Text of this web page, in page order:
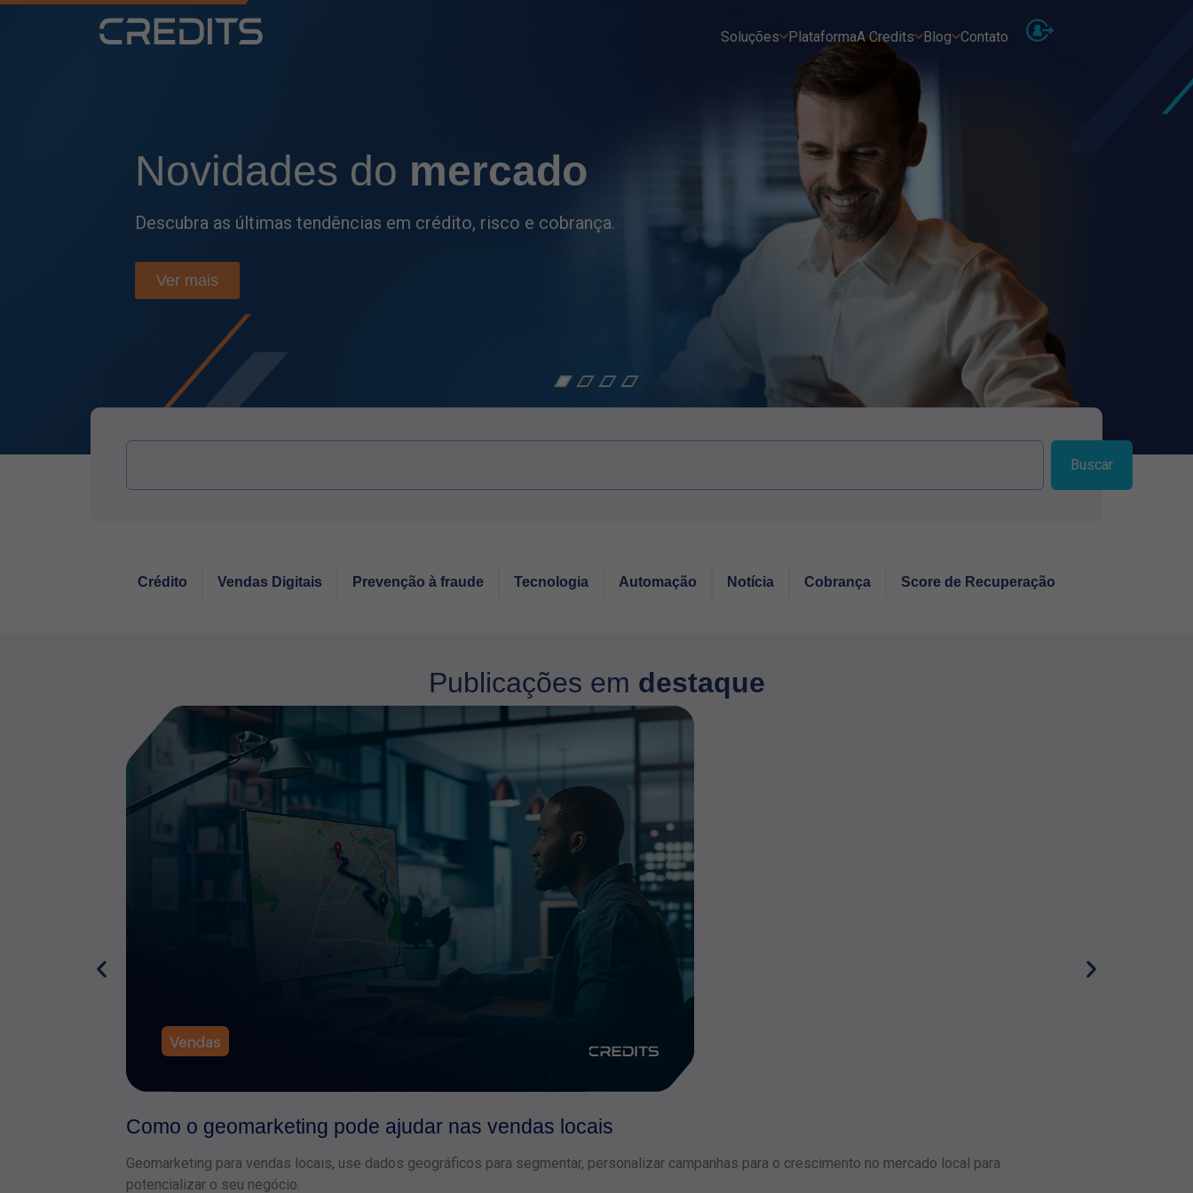
Soluções PlataformaA Credits Blog Contato
Fique pordentro
Acompanhe as principais atualizações do setor financeiro
e tome decisões mais estratégicas.
Ver mais
Buscar
Crédito Vendas Digitais Prevenção à fraude Tecnologia Automação Notícia Cobrança Score de Recuperação
Publicações em destaque
Como o geomarketing pode ajudar nas vendas locais
Geomarketing para vendas locais, use dados geográficos para segmentar, personalizar campanhas para o crescimento no mercado local para
potencializar o seu negócio.